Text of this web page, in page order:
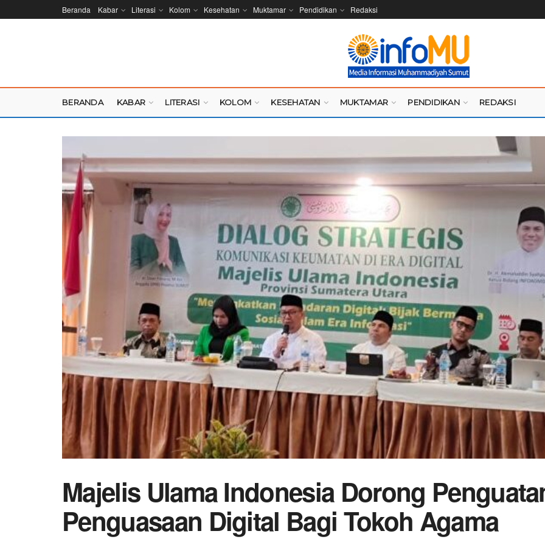
Beranda Kabar Literasi Kolom Kesehatan Muktamar Pendidikan Redaksi
BERANDA KABAR LITERASI KOLOM KESEHATAN MUKTAMAR PENDIDIKAN REDAKSI
Majelis Ulama Indonesia Dorong
Penguasaan Digital Bagi Tokoh Agama